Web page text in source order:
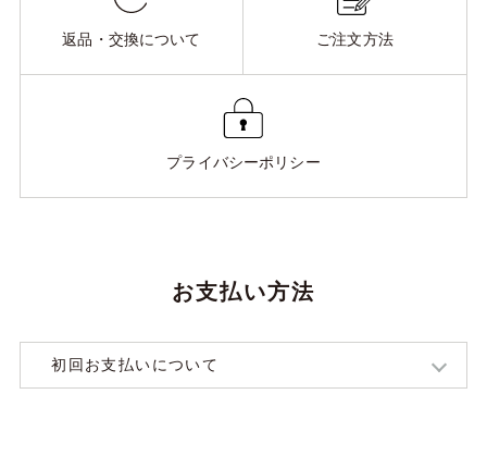
返品・交換について ご注文方法
プライバシーポリシー
お支払い方法
初回お支払いについて